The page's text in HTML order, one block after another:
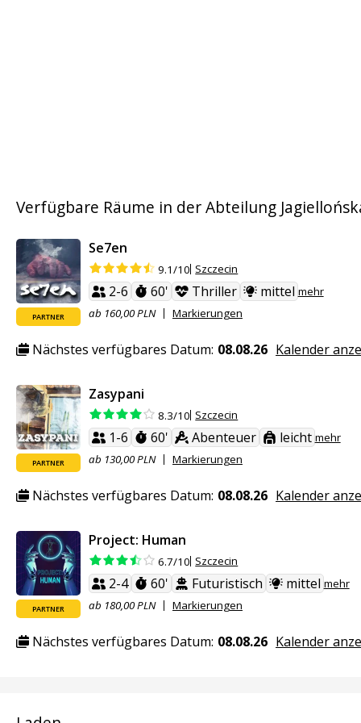
Verfügbare Räume in der Abteilung
PARTNER
Se7en
9.1/10 Szczecin
2-6 60' Thriller mittel mehr
ab 160,00 PLN
Markierungen
Nächstes verfügbares Datum: 08.08.26 Kalender
PARTNER
Zasypani
8.3/10 Szczecin
1-6 60' Abenteuer leicht mehr
ab 130,00 PLN
Markierungen
Nächstes verfügbares Datum: 08.08.26 Kalender
PARTNER
Project: Human
6.7/10 Szczecin
2-4 60' Futuristisch mittel mehr
ab 180,00 PLN
Markierungen
Nächstes verfügbares Datum: 08.08.26 Kalender